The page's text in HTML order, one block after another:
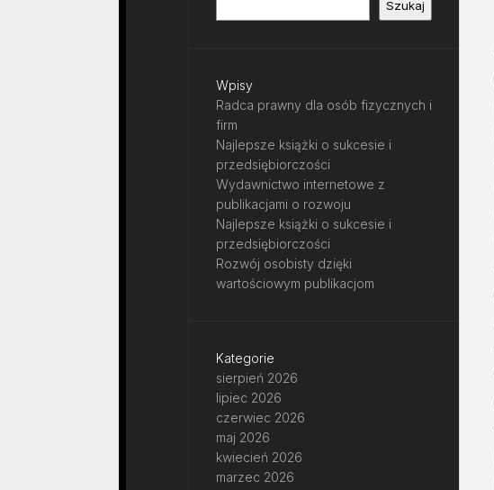
Szukaj
Wpisy
Radca prawny dla osób fizycznych i
firm
Najlepsze książki o sukcesie i
przedsiębiorczości
Wydawnictwo internetowe z
publikacjami o rozwoju
Najlepsze książki o sukcesie i
przedsiębiorczości
Rozwój osobisty dzięki
wartościowym publikacjom
Kategorie
sierpień 2026
lipiec 2026
czerwiec 2026
maj 2026
kwiecień 2026
marzec 2026